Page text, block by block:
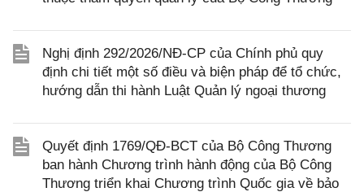
Nghị định 292/2026/NĐ-CP của Chính phủ quy
định chi tiết một số điều và biện pháp để tổ chức,
hướng dẫn thi hành Luật Quản lý ngoại thương
Quyết định 1769/QĐ-BCT của Bộ Công Thương
ban hành Chương trình hành động của Bộ Công
Thương triển khai Chương trình Quốc gia về bảo